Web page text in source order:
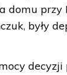
domu przy
były
decyzji